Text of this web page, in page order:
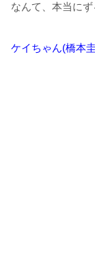
なんて、本当に
ケイちゃん(橋本